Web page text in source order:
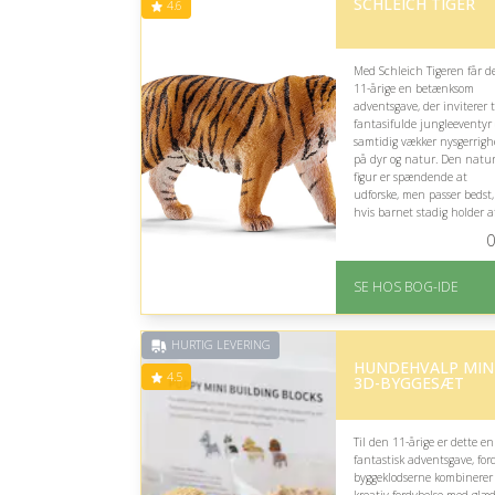
4.6
Med Schleich Tigeren får
11-årige en betænksom
adventsgave, der inviterer
fantasifulde jungleeventyr
samtidig vækker
på dyr og natur. Den
figur er spændende at
udforske, men passer bedst,
hvis barnet stadig holder
På lager
Levering: 1-3 hverdage -
rating på 4.6 ud af 5
0
SE HOS BOG-IDE
HURTIG LEVERING
4.5 HUNDEHVALP
3D-BYGGESÆT
Til den 11-årige er dette en
fantastisk adventsgave,
byggeklodserne kombinerer